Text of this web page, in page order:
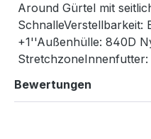
Around Gürtel mit
SchnalleVerstellbarkeit:
+1''Außenhülle: 840D
StretchzoneInnenfutter:
Bewertungen